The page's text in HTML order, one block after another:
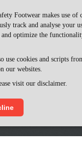
Footwear makes use of
track and analyse your
optimize the
use cookies and scripts
our websites.
visit our disclaimer.
-